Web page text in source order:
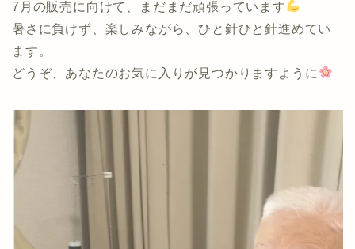
7月の販売に向けて、まだまだ頑張っています
暑さに負けず、楽しみながら、ひと針ひと針進めてい
ます。
どうぞ、あなたのお気に入りが見つかりますように